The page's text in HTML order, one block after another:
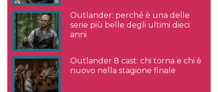
Outlander: perché è una delle
serie più belle degli ultimi dieci
anni
Outlander 8 cast: chi torna e chi è
nuovo nella stagione finale